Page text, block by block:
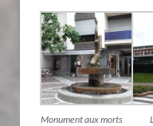
Monument aux morts